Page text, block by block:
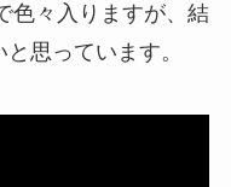
色々入りますが、結
思っています。